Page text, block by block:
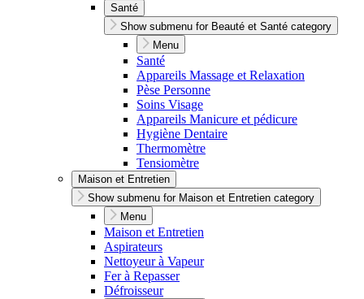
Santé
Show submenu for Beauté et Santé category
Menu
Santé
Appareils Massage et Relaxation
Pèse Personne
Soins Visage
Appareils Manicure et pédicure
Hygiène Dentaire
Thermomètre
Tensiomètre
Maison et Entretien
Show submenu for Maison et Entretien category
Menu
Maison et Entretien
Aspirateurs
Nettoyeur à Vapeur
Fer à Repasser
Défroisseur